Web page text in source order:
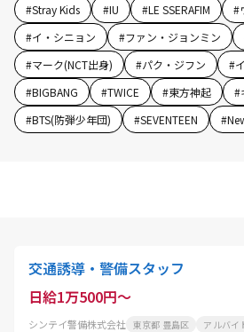
#Stray Kids #IU #LE SSERAFIM #
#イ・シニョン #ファン・ジョンミン
#マーク(NCT出身) #パク・ジフン #
#BIGBANG #TWICE #東方神起 #
#BTS(防弾少年団) #SEVENTEEN #
交通誘導・警備スタッフ
日給1万500円～
シンテイ警備株式会社 東京都 豊島区 アルバイ